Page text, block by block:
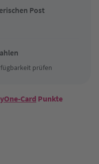
Post
prüfen
Card Punkte